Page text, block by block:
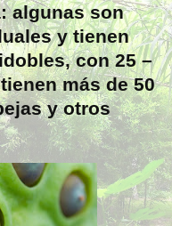
algunas son
y tienen
con 25 –
más de 50
y otros